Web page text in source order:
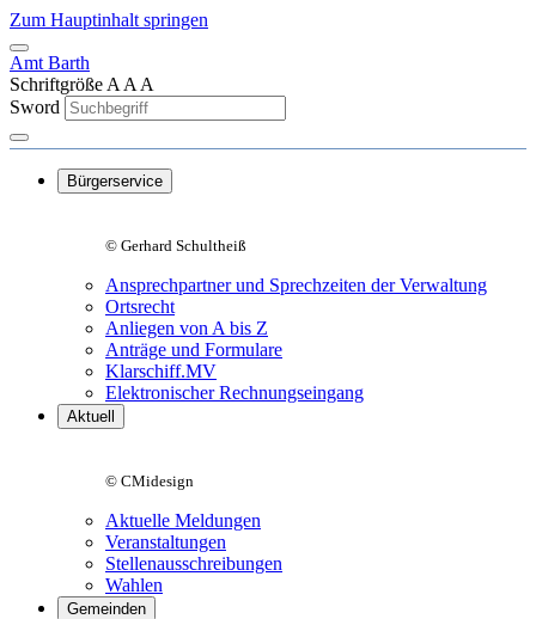
Zum Hauptinhalt springen
Amt Barth
Schriftgröße A A A
Sword
Bürgerservice
© Gerhard Schultheiß
Ansprechpartner und Sprechzeiten der Verwaltung
Ortsrecht
Anliegen von A bis Z
Anträge und Formulare
Klarschiff.MV
Elektronischer Rechnungseingang
Aktuell
© CMidesign
Aktuelle Meldungen
Veranstaltungen
Stellenausschreibungen
Wahlen
Gemeinden